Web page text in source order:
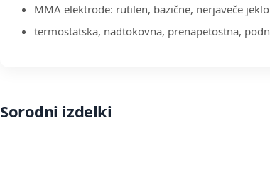
MMA elektrode: rutilen, bazične, nerjaveče
termostatska, nadtokovna, prenapetostna,
Sorodni izdelki